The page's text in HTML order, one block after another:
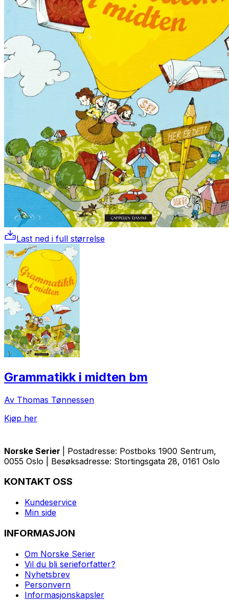
Last ned i full størrelse
Grammatikk i midten bm
Av Thomas Tønnessen
Kjøp her
Norske Serier
| Postadresse: Postboks 1900 Sentrum,
0055 Oslo | Besøksadresse: Stortingsgata 28, 0161 Oslo
KONTAKT OSS
Kundeservice
Min side
INFORMASJON
Om Norske Serier
Vil du bli serieforfatter?
Nyhetsbrev
Personvern
Informasjonskapsler